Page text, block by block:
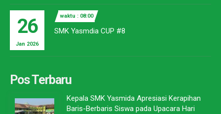
26
Jan 2026
waktu : 08:00
SMK Yasmdia CUP #8
Pos Terbaru
Kepala SMK Yasmida Apresiasi Kerapihan
Baris-Berbaris Siswa pada Upacara Hari